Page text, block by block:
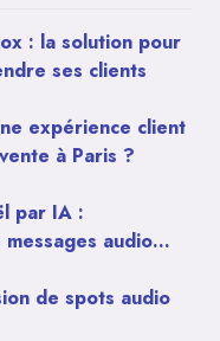
: la solution pour
ses clients
expérience client
à Paris ?
par IA :
audio
de spots audio